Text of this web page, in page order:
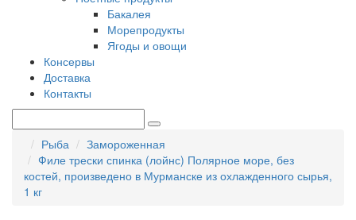
Бакалея
Морепродукты
Ягоды и овощи
Консервы
Доставка
Контакты
Рыба
Замороженная
Филе трески спинка (лойнс) Полярное море, без
костей, произведено в Мурманске из охлажденного сырья,
1 кг